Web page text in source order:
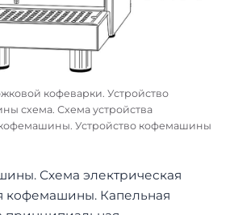
кофеварки. Устройство
схема. Схема устройства
Устройство кофемашины